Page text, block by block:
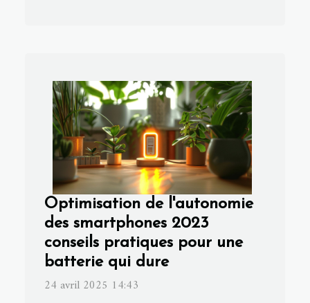
Optimisation de l'autonomie
des smartphones 2023
conseils pratiques pour une
batterie qui dure
24 avril 2025 14:43